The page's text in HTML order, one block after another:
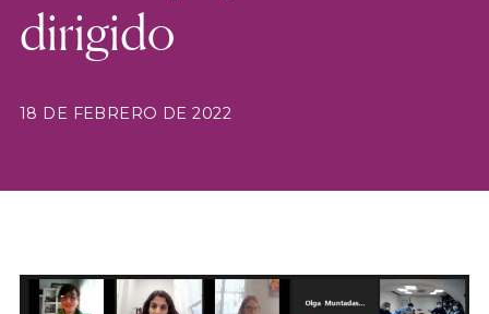
dirigido
18 DE FEBRERO DE 2022